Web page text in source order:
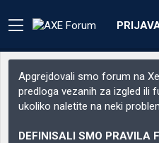
Apgrejdovali smo forum na
predloga vezanih za izgled ili
ukoliko naletite na neki
DEFINISALI SMO PRAVILA